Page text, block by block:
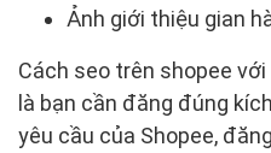
Ảnh giới thiệu gian
Cách seo trên shopee
là bạn cần đăng đúng
yêu cầu của Shopee,